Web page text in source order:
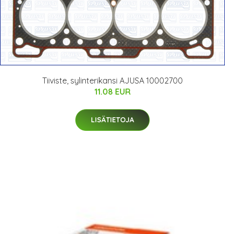
Tiiviste, sylinterikansi AJUSA 10002700
11.08 EUR
LISÄTIETOJA